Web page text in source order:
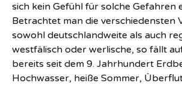
sich kein Gefühl für solche Gefahren
Betrachtet man die verschiedensten
sowohl deutschlandweite als auch
westfälisch oder werlische, so fällt
bereits seit dem 9. Jahrhundert
Hochwasser, heiße Sommer,